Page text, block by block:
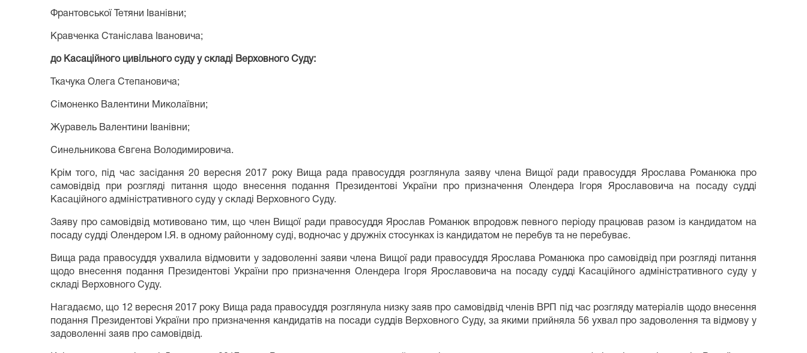
Франтовської Тетяни Іванівни;
Кравченка Станіслава Івановича;
до Касаційного цивільного суду у складі Верховного Суду:
Ткачука Олега Степановича;
Сімоненко Валентини Миколаївни;
Журавель Валентини Іванівни;
Синельникова Євгена Володимировича.
Крім того, під час засідання 20 вересня 2017 року Вища рада правосуддя розглянула заяву члена Вищої ради правосуддя Ярослава Романюка про
самовідвід при розгляді питання щодо внесення подання Президентові України про призначення Олендера Ігоря Ярославовича на посаду судді
Касаційного адміністративного суду у складі Верховного Суду.
Заяву про самовідвід мотивовано тим, що член Вищої ради правосуддя Ярослав Романюк впродовж певного періоду працював разом із кандидатом на
посаду судді Олендером І.Я. в одному районному суді, водночас у дружніх стосунках із кандидатом не перебув та не перебуває.
Вища рада правосуддя ухвалила відмовити у задоволенні заяви члена Вищої ради правосуддя Ярослава Романюка про самовідвід при розгляді питання
щодо внесення подання Президентові України про призначення Олендера Ігоря Ярославовича на посаду судді Касаційного адміністративного суду у
складі Верховного Суду.
Нагадаємо, що 12 вересня 2017 року Вища рада правосуддя розглянула низку заяв про самовідвід членів ВРП під час розгляду матеріалів щодо внесення
подання Президентові України про призначення кандидатів на посади суддів Верховного Суду, за якими прийняла 56 ухвал про задоволення та відмову у
задоволенні заяв про самовідвід.